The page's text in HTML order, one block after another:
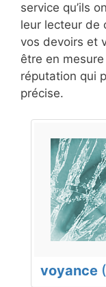
service qu’ils
leur lecteur de
vos devoirs et
être en
réputation qui
précise.
voyance